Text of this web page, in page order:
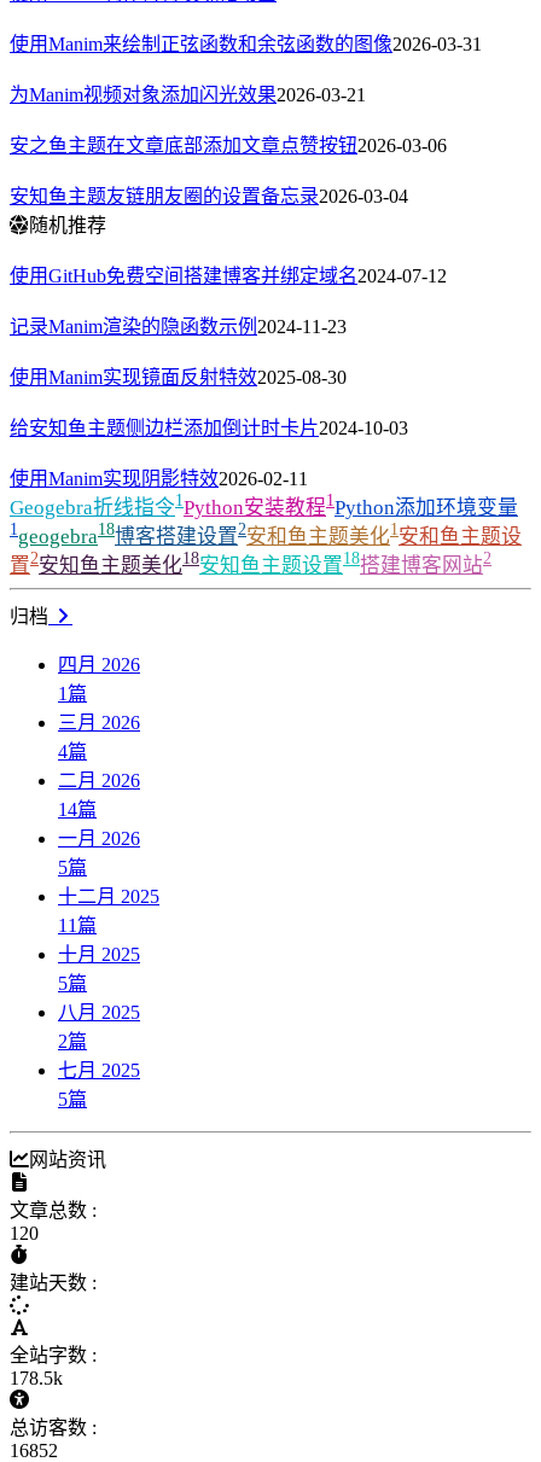
使用Manim来绘制正弦函数和余弦函数的图像2026-03-31
为Manim视频对象添加闪光效果2026-03-21
安之鱼主题在文章底部添加文章点赞按钮2026-03-06
安知鱼主题友链朋友圈的设置备忘录2026-03-04
随机推荐
使用GitHub免费空间搭建博客并绑定域名2024-07-12
记录Manim渲染的隐函数示例 2024-11-23
使用Manim实现镜面反射特效2025-08-30
给安知鱼主题侧边栏添加倒计时卡片2024-10-03
使用Manim实现阴影特效2026-02-11
Geogebra折线指令1Python安装教程1Python添加环境变量
1geogebra18博客搭建设置2安和鱼主题美化1安和鱼主题设
置2安知鱼主题美化18安知鱼主题设置18搭建博客网站2
归档
四月 2026
1篇
三月 2026
4篇
二月 2026
14篇
一月 2026
5篇
十二月 2025
11篇
十月 2025
5篇
八月 2025
2篇
七月 2025
5篇
网站资讯
文章总数 :
120
建站天数 :
全站字数 :
178.5k
总访客数 :
16852